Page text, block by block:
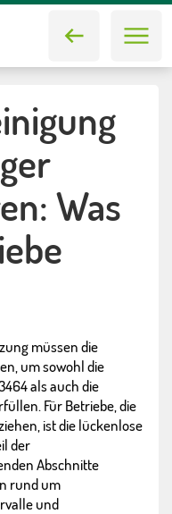
Was
müssen die
um sowohl die
als auch die
Für Betriebe, die
ist die lückenlose
der
Abschnitte
rund um
und